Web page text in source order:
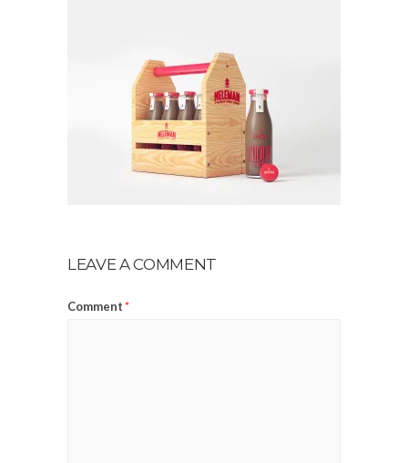
LEAVE A COMMENT
Comment*